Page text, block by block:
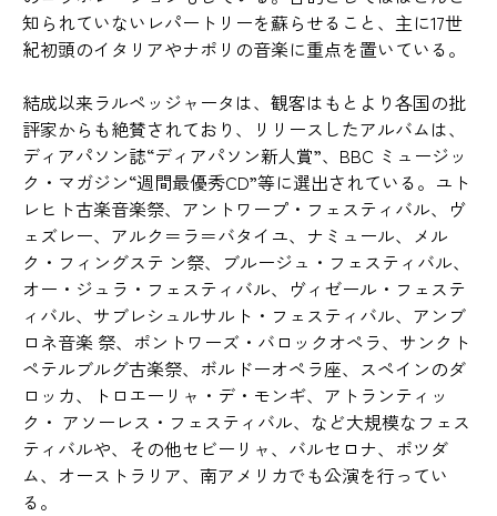
知られていないレパートリーを蘇らせること、主に17世
紀初頭のイタリアやナポリの音楽に重点を置いている。
結成以来ラルペッジャータは、観客はもとより各国の批
評家からも絶賛されており、リリースしたアルバムは、
ディアパソン誌“ディアパソン新人賞”、BBC ミュージッ
ク・マガジン“週間最優秀CD”等に選出されている。ユト
レヒト古楽音楽祭、アントワープ・フェスティバル、ヴ
ェズレー、アルク＝ラ＝バタイユ、ナミュール、メル
ク・フィングステ ン祭、ブルージュ・フェスティバル、
オー・ジュラ・フェスティバル、ヴィゼール・フェステ
ィバル、サブレシュルサルト・フェスティバル、アンブ
ロネ音楽 祭、ポントワーズ・バロックオペラ、サンクト
ペテルブルグ古楽祭、ボルドーオペラ座、スペインのダ
ロッカ、トロエーリャ・デ・モンギ、アトランティッ
ク・ アソーレス・フェスティバル、など大規模なフェス
ティバルや、その他セビーリャ、バルセロナ、ポツダ
ム、オーストラリア、南アメリカでも公演を行ってい
る。